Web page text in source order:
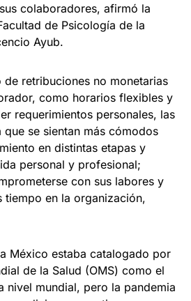
colaboradores, afirmó la
de Psicología de la
Ayub.
de retribuciones no monetarias
como horarios flexibles y
requerimientos personales, las
se sientan más cómodos
en distintas etapas y
personal y profesional;
con sus labores y
tiempo en la organización,
México estaba catalogado por
de la Salud (OMS) como el
nivel mundial, pero la pandemia